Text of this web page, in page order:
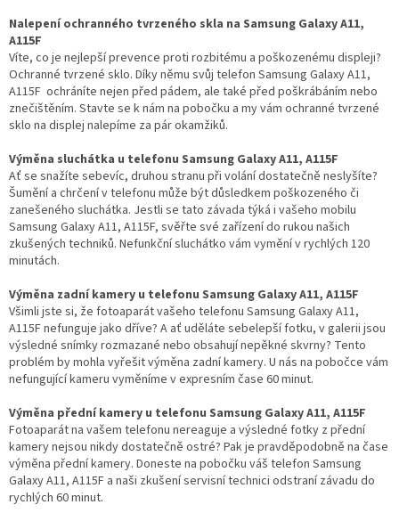
Nalepení ochranného tvrzeného skla na Samsung Galaxy A11,
A115F
Víte, co je nejlepší prevence proti rozbitému a poškozenému displeji?
Ochranné tvrzené sklo. Díky němu svůj telefon Samsung Galaxy A11,
A115F ochráníte nejen před pádem, ale také před poškrábáním nebo
znečištěním. Stavte se k nám na pobočku a my vám ochranné tvrzené
sklo na displej nalepíme za pár okamžiků.
Výměna sluchátka u telefonu Samsung Galaxy A11, A115F
Ať se snažíte sebevíc, druhou stranu při volání dostatečně neslyšíte?
Šumění a chrčení v telefonu může být důsledkem poškozeného či
zanešeného sluchátka. Jestli se tato závada týká i vašeho mobilu
Samsung Galaxy A11, A115F, svěřte své zařízení do rukou našich
zkušených techniků. Nefunkční sluchátko vám vymění v rychlých 120
minutách.
Výměna zadní kamery u telefonu Samsung Galaxy A11, A115F
Všimli jste si, že fotoaparát vašeho telefonu Samsung Galaxy A11,
A115F nefunguje jako dříve? A ať uděláte sebelepší fotku, v galerii jsou
výsledné snímky rozmazané nebo obsahují nepěkné skvrny? Tento
problém by mohla vyřešit výměna zadní kamery. U nás na pobočce vám
nefungující kameru vyměníme v expresním čase 60 minut.
Výměna přední kamery u telefonu Samsung Galaxy A11, A115F
Fotoaparát na vašem telefonu nereaguje a výsledné fotky z přední
kamery nejsou nikdy dostatečně ostré? Pak je pravděpodobně na čase
výměna přední kamery. Doneste na pobočku váš telefon Samsung
Galaxy A11, A115F a naši zkušení servisní technici odstraní závadu do
rychlých 60 minut.